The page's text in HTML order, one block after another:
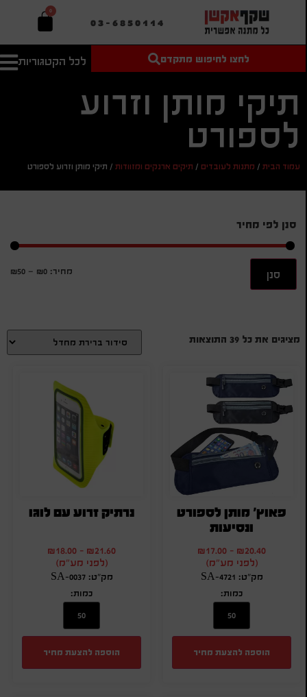
03-6850114
0
לכל הקטגוריות
טקסט חופשי
מחיר מיני'
מחיר מקס'
לחצו לחיפוש מתקדם
תיקי מותן וזרוע
לספורט
עמוד הבית/ מתנות לעובדים/ תיקים ארנקים ומזוודות/ תיקי מותן וזרוע לספורט
סנן לפי מחיר
סנן מחיר: ₪0
—
₪50
מציגים את כל ⁦39⁩ התוצאות
פאוץ' מותן לספורט
ונסיעות
₪20.40
-
₪17.00
(לפני מע"מ)
מק"ט: SA-4721
כמות:
הוספה להצעת מחיר
נרתיק זרוע עם לוגו
₪21.60
-
₪18.00
(לפני מע"מ)
מק"ט: SA-0037
כמות:
הוספה להצעת מחיר